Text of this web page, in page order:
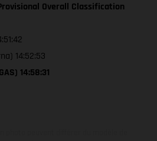
Overall Classification
14:52:53
14:58:31